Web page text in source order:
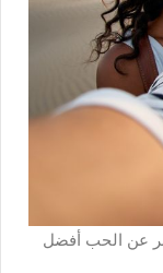
عن الحب أفضل